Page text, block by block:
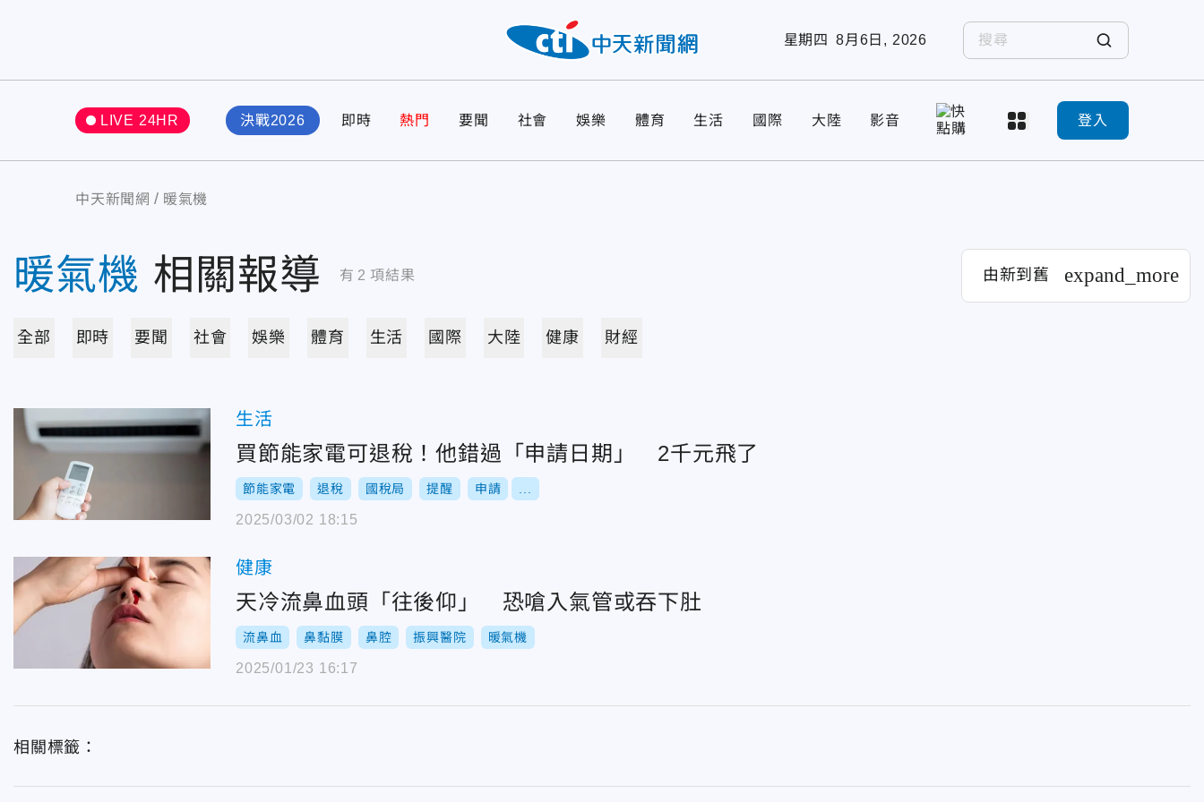
星期四 8月6日, 2026
LIVE 24HR 決戰2026 即時 熱門 要聞 社會 娛樂 體育 生活 國際 大陸 影音 登入
中天新聞網 暖氣機
暖氣機 相關報導 有 2 項結果 由新到舊 expand_more
全部 即時 要聞 社會 娛樂 體育 生活 國際 大陸 健康 財經
生活
買節能家電可退稅！他錯過「申請日期」 2千元飛了
節能家電 退稅 國稅局 提醒 申請
2025/03/02 18:15
健康
天冷流鼻血頭「往後仰」 恐嗆入氣管或吞下肚
流鼻血 鼻黏膜 鼻腔 振興醫院 暖氣機
2025/01/23 16:17
相關標籤：